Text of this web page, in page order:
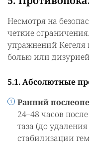
Несмотря на
четкие
упражнений Кегеля
болью или
5.1. Абсолютные
Ранний
24–48 часов
таза (до
стабилизации